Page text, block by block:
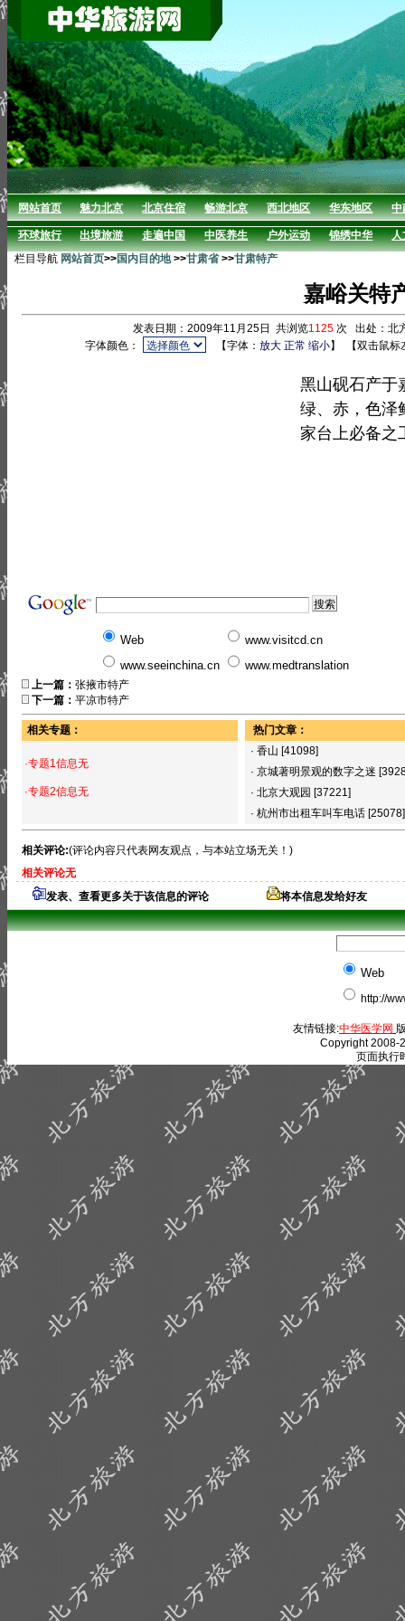
网站首页 魅力北京 北京住宿 畅游北京 西北地区 华东地区 中
环球旅行 出境旅游 走遍中国 中医养生 户外运动 锦绣中华
人
栏目导航 网站首页>>国内目的地>>甘肃省>>甘肃特产
嘉峪关特
发表日期：2009年11月25日 共浏览1125 次 出处：北
字体颜色：
【字体：放大 正常 缩小】 【双击鼠
黑山砚石产于
绿、赤，色泽
家台上必备之
Web
www.visitcd.cn
www.seeinchina.cn
www.medtranslation
上一篇： 张掖市特产
下一篇： 平凉市特产
相关专题：
·专题1信息无
·专题2信息无
热门文章：
· 香山 [41098]
· 京城著明景观的数字之迷
· 北京大观园 [37221]
· 杭州市出租车叫车电话 [25078]
相关评论:(评论内容只代表网友观点，与本站立场无关！)
相关评论无
发表、查看更多关于该信息的评论
将本信息发给好友
Web
http://
友情链接:中华医学网
Copyright 2008-
页面执行